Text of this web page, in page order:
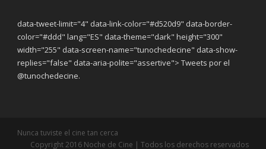
data-tweet-limit="4" data-link-color="#d520d9" data-border-
color="#ddd" lang="ES" data-theme="dark" height="300"
width="255" data-screen-name="tunochedecine" data-show-
replies="false" data-aria-polite="assertive"> Tweets por el
@tunochedecine.
Nunca tuviste el cine tan cerca
Copyright 2016 Noche de Cine | Todos los derechos reservados